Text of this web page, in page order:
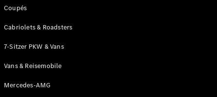
Benz
AMG
Maybach
Mercedes-
Coupés
Cabriolets & Roadsters
7-Sitzer PKW & Vans
Vans & Reisemobile
Mercedes-AMG